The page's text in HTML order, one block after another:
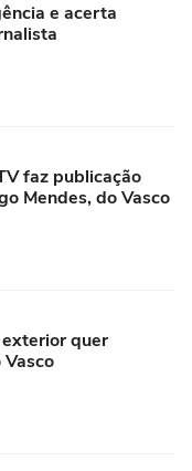
e acerta
faz publicação
Mendes, do Vasco
quer